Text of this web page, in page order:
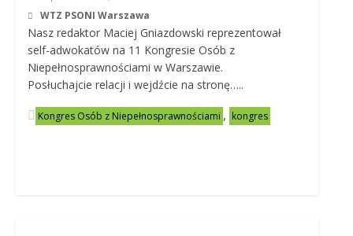
WTZ PSONI Warszawa
Nasz redaktor Maciej Gniazdowski reprezentował
self-adwokatów na 11 Kongresie Osób z
Niepełnosprawnościami w Warszawie.
Posłuchajcie relacji i wejdźcie na stronę…..
Kongres Osób z Niepełnosprawnościami , kongres